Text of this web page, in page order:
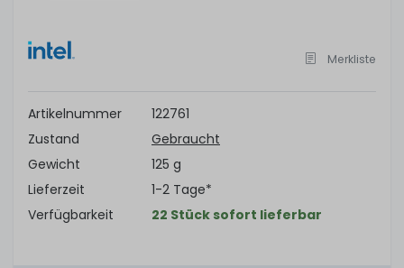
of
4
Merkliste
Artikelnummer
122761
Zustand
Gebraucht
Gewicht
125 g
Lieferzeit
1-2 Tage*
Verfügbarkeit
22 Stück sofort lieferbar